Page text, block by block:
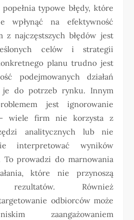
typowe błędy, które
wpłynąć na efektywność
z najczęstszych błędów jest
celów i strategii
planu trudno jest
podejmowanych działań
je do potrzeb rynku. Innym
jest ignorowanie
wiele firm nie korzysta z
analitycznych lub nie
interpretować wyników
To prowadzi do marnowania
które nie przynoszą
rezultatów. Również
odbiorców może
zaangażowaniem